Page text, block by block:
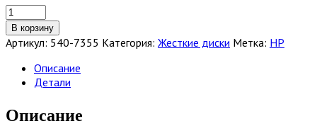
Количество
товара
Жесткий
диск
HDD
(U300/10000/16Mb)
2,5
В корзину
Артикул: 540-7355 Категория: Жесткие диски Метка: HP
Описание
Детали
Описание